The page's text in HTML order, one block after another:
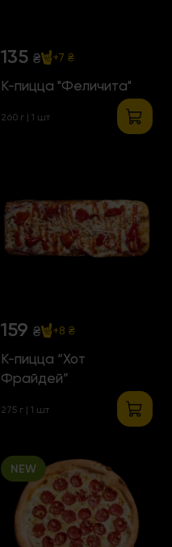
135 ₴ +7 ₴
К-пицца "Феличита"
260 г | 1 шт
159 ₴ +8 ₴
К-пицца “Хот
Фрайдей”
275 г | 1 шт
NEW